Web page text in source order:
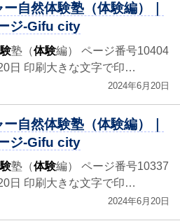
自然体験塾（体験編）｜
ジ-Gifu city
塾（体験編） ページ番号10404
日 印刷大きな文字で印…
2024年6月20日
自然体験塾（体験編）｜
ジ-Gifu city
塾（体験編） ページ番号10337
日 印刷大きな文字で印…
2024年6月20日